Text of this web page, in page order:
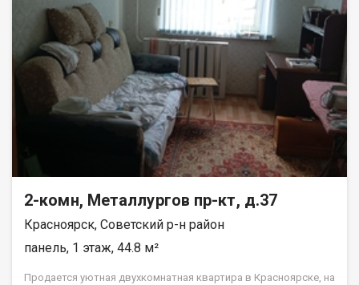
2-комн, Металлургов пр-кт, д.37
Красноярск, Советский р-н район
панель, 1 этаж, 44.8 м²
Продается уютная двухкомнатная квартира в Красноярске, на